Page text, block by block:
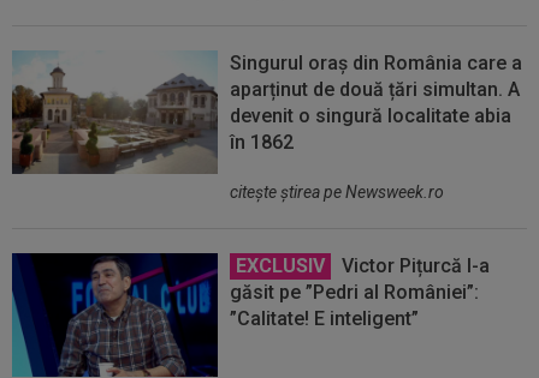
Singurul oraș din România care a
aparținut de două țări simultan. A
devenit o singură localitate abia
în 1862
citeşte ştirea pe Newsweek.ro
EXCLUSIV
Victor Pițurcă l-a
găsit pe ”Pedri al României”:
”Calitate! E inteligent”